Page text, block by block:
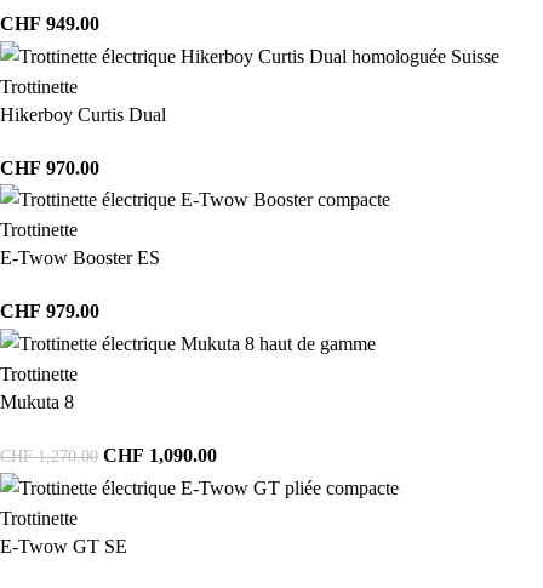
CHF 949.00
Trottinette
Hikerboy Curtis Dual
CHF 970.00
Trottinette
E-Twow Booster ES
CHF 979.00
Trottinette
Mukuta 8
CHF1,270.00 CHF 1,090.00
Trottinette
E-Twow GT SE